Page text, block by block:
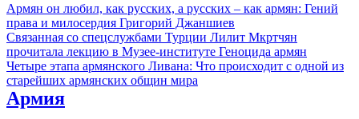
Армян он любил, как русских, а русских – как армян: Гений
права и милосердия Григорий Джаншиев
Связанная со спецслужбами Турции Лилит Мкртчян
прочитала лекцию в Музее-институте Геноцида армян
Четыре этапа армянского Ливана: Что происходит с одной из
старейших армянских общин мира
Армия